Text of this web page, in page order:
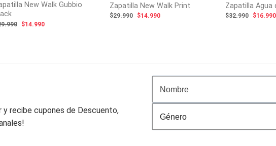
New Walk Gubbio
El
$14.990El
Zapatilla New Walk Print
$29.990
El
$14.990El
Zapatilla Agua
$32.990
El
$16.990
recibe cupones de Descuento,